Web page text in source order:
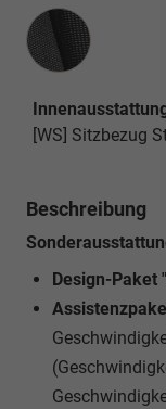
Innenausstattung
[WS] Sitzbezug
Beschreibung
Design-Paket